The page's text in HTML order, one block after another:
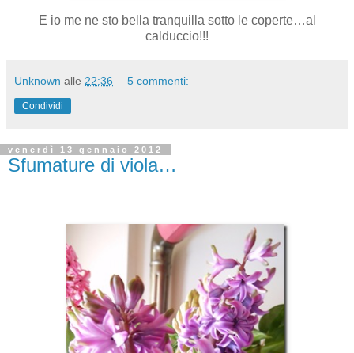
E io me ne sto bella tranquilla sotto le coperte…al
calduccio!!!
Unknown alle 22:36 5 commenti:
Condividi
venerdì 13 gennaio 2012
Sfumature di viola…